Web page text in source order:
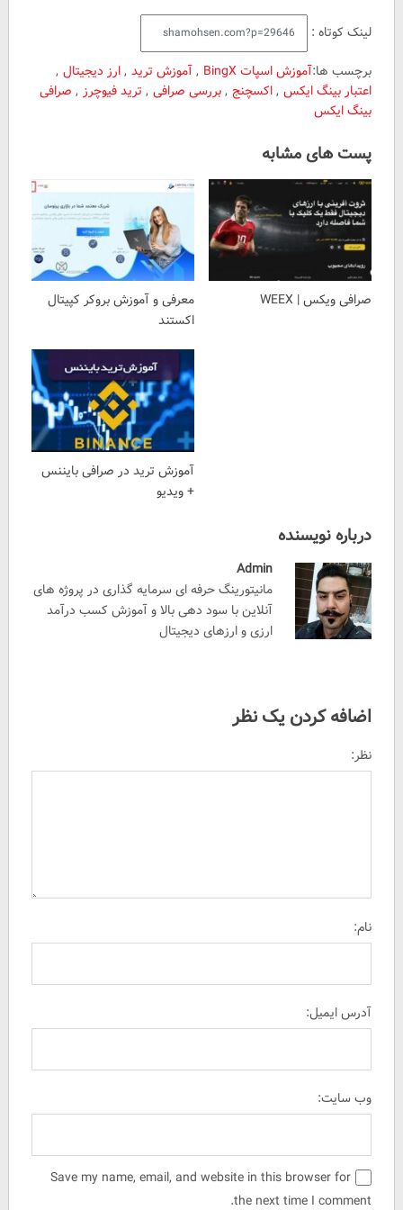
لینک کوتاه :
برچسب ها:آموزش اسپات BingX ,آموزش ترید ,ارز دیجیتال ,
اعتبار بینگ ایکس ,اکسچنج ,بررسی صرافی , ترید فیوچرز , صرافی
بینگ ایکس
پست های مشابه
معرفی و آموزش بروکر کپیتال
اکستند
صرافی ویکس | WEEX
آموزش ترید در صرافی بایننس
+ ویدیو
درباره نویسنده
Admin
مانیتورینگ حرفه ای سرمایه گذاری در پروژه های
آنلاین با سود دهی بالا و آموزش کسب درآمد
ارزی و ارزهای دیجیتال
اضافه کردن یک نظر
نظر:
نام:
آدرس ایمیل:
وب سایت:
Save my name, email, and website in this browser for
the next time I comment.